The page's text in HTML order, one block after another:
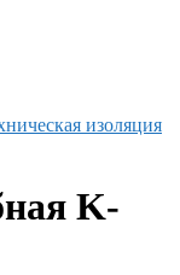
изоляция
K-